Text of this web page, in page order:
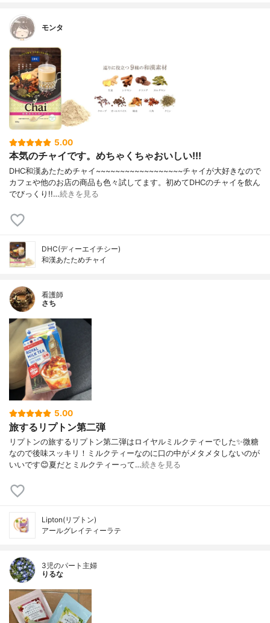
モンタ
5.00
本気のチャイです。めちゃくちゃおいしい!!!
DHC和漢あたためチャイ~~~~~~~~~~~~~~~~~~チャイが大好きなので
カフェや他のお店の商品も色々試してます。初めてDHCのチャイを飲ん
でびっくり!!…続きを見る
DHC(ディーエイチシー)
和漢あたためチャイ
看護師
さち
5.00
旅するリプトン第二弾
リプトンの旅するリプトン第二弾はロイヤルミルクティーでした✨微糖
なので後味スッキリ！ミルクティーなのに口の中がメタメタしないのが
いいです😊夏だとミルクティーって…続きを見る
Lipton(リプトン)
アールグレイティーラテ
3児のパート主婦
りるな